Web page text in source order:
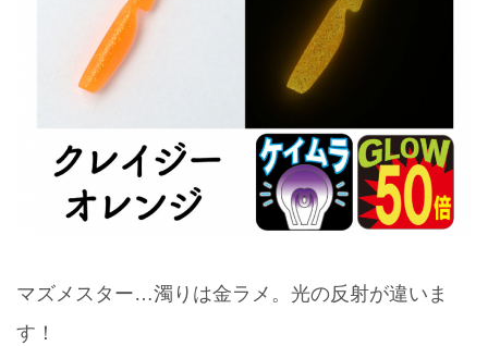
マズメスター…濁りは金ラメ。光の反射が違いま
す！